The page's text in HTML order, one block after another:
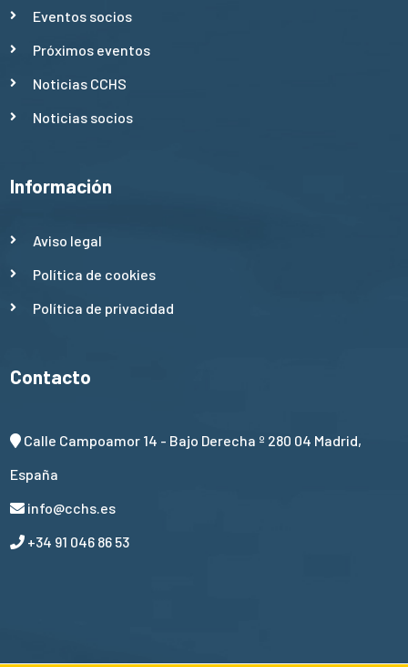
Eventos socios
Próximos eventos
Noticias CCHS
Noticias socios
Información
Aviso legal
Política de cookies
Política de privacidad
Contacto
Calle Campoamor 14 - Bajo Derecha º 280 04 Madrid,
España
info@cchs.es
+34 91 046 86 53